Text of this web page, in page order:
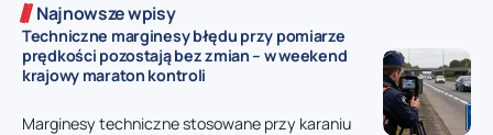
Najnowsze wpisy
Techniczne marginesy błędu przy pomiarze
prędkości pozostają bez zmian – w weekend
krajowy maraton kontroli
Marginesy techniczne stosowane przy karaniu